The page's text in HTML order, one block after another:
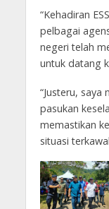
“Kehadiran
pelbagai
negeri telah
untuk datang
“Justeru, saya
pasukan
memastikan
situasi